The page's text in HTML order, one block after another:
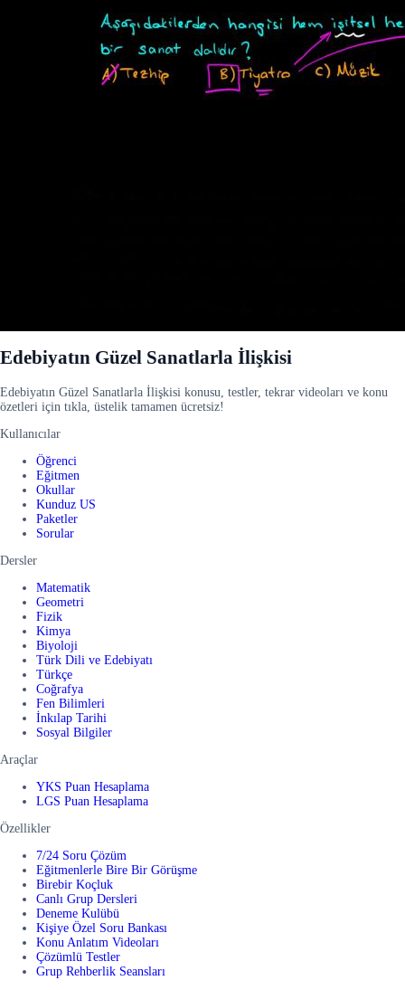
Edebiyatın Güzel Sanatlarla İlişkisi
Edebiyatın Güzel Sanatlarla İlişkisi konusu, testler, tekrar videoları ve konu
özetleri için tıkla, üstelik tamamen ücretsiz!
Kullanıcılar
Öğrenci
Eğitmen
Okullar
Kunduz US
Paketler
Sorular
Dersler
Matematik
Geometri
Fizik
Kimya
Biyoloji
Türk Dili ve Edebiyatı
Türkçe
Coğrafya
Fen Bilimleri
İnkılap Tarihi
Sosyal Bilgiler
Araçlar
YKS Puan Hesaplama
LGS Puan Hesaplama
Özellikler
7/24 Soru Çözüm
Eğitmenlerle Bire Bir Görüşme
Birebir Koçluk
Canlı Grup Dersleri
Deneme Kulübü
Kişiye Özel Soru Bankası
Konu Anlatım Videoları
Çözümlü Testler
Grup Rehberlik Seansları